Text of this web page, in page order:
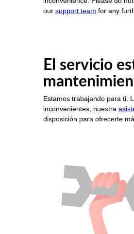
our support team for any
El servicio
Estamos trabajando para ti.
inconvenientes, nuestra
disposición para ofrecerte